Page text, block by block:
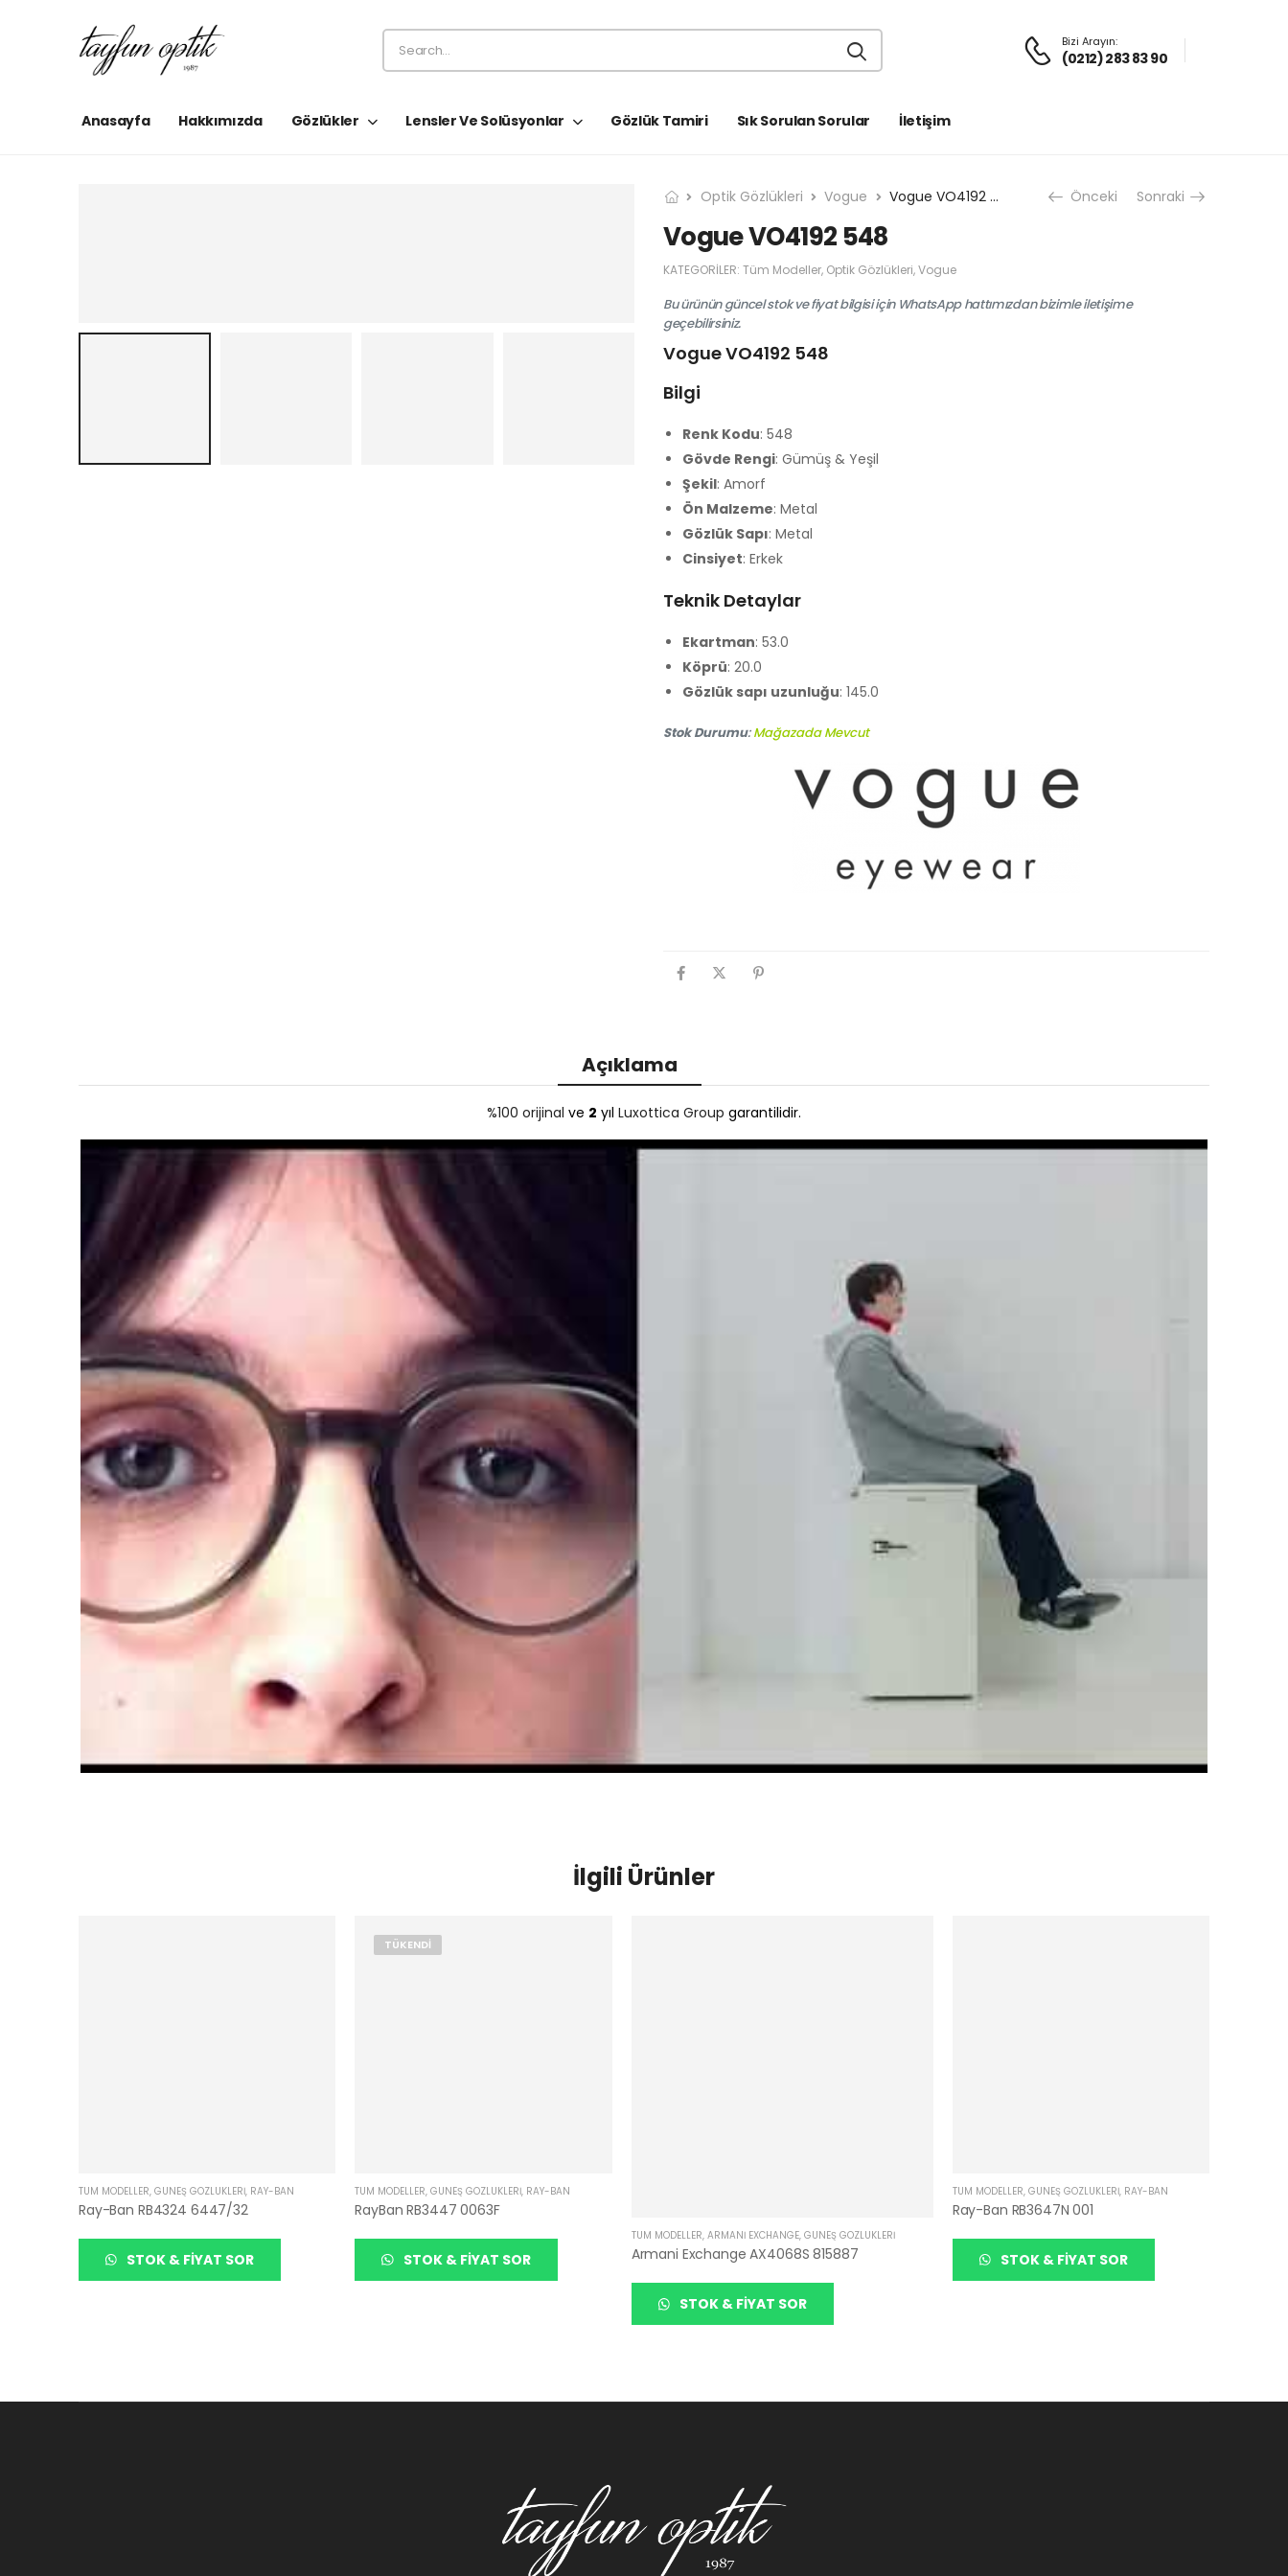
Bizi Arayın:
(0212) 283 83 90
Anasayfa Hakkımızda Gözlükler Lensler Ve Solüsyonlar Gözlük Tamiri Sık Sorulan Sorular İletişim
Optik Gözlükleri Vogue Vogue VO4192 548 Önceki Sonraki
Vogue VO4192 548
KATEGORILER: Tüm Modeller, Optik Gözlükleri,Vogue
Bu ürünün güncel stok ve fiyat bilgisi için WhatsApp hattımızdan bizimle iletişime
geçebilirsiniz.
Vogue VO4192 548
Bilgi
Renk Kodu: 548
Gövde Rengi: Gümüş & Yeşil
Şekil: Amorf
Ön Malzeme: Metal
Gözlük Sapı: Metal
Cinsiyet: Erkek
Teknik Detaylar
Ekartman: 53.0
Köprü: 20.0
Gözlük sapı uzunluğu: 145.0
Stok Durumu:Mağazada Mevcut
Açıklama
%100 orijinal ve 2 yıl Luxottica Group garantilidir.
İlgili Ürünler
TÜM MODELLER, GÜNEŞ GÖZLÜKLERI, RAY-BAN
Ray-Ban RB4324 6447/32
STOK & FIYAT SOR
TÜKENDI
TÜM MODELLER,GÜNEŞ GÖZLÜKLERI, RAY-BAN
RayBan RB3447 0063F
STOK & FIYAT SOR
TÜM MODELLER, ARMANI EXCHANGE, GÜNEŞ GÖZLÜKLERI
Armani Exchange AX4068S 815887
STOK & FIYAT SOR
TÜM MODELLER, GÜNEŞ GÖZLÜKLERI, RAY-BAN
Ray-Ban RB3647N 001
STOK & FIYAT SOR